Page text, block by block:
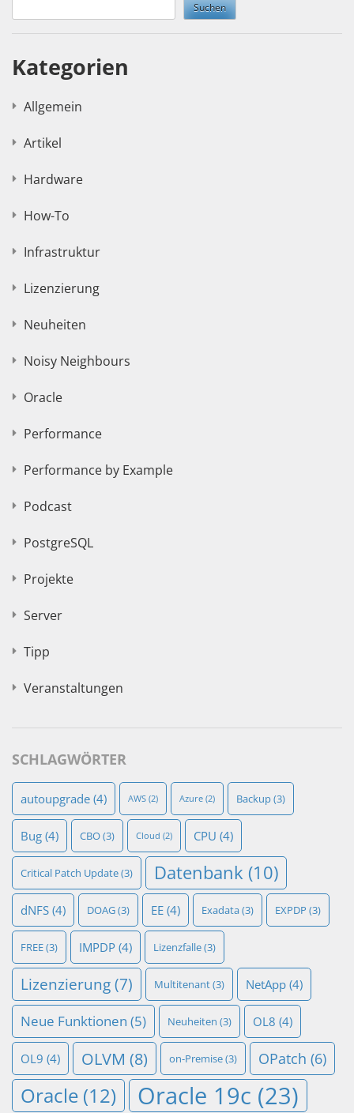
Suchen
Kategorien
Allgemein
Artikel
Hardware
How-To
Infrastruktur
Lizenzierung
Neuheiten
Noisy Neighbours
Oracle
Performance
Performance by Example
Podcast
PostgreSQL
Projekte
Server
Tipp
Veranstaltungen
SCHLAGWÖRTER
autoupgrade (4) AWS (2) Azure (2) Backup(3)
Bug (4) CBO(3) Cloud (2) CPU (4)
Critical Patch Update(3) Datenbank (10)
dNFS (4) DOAG(3) EE (4) Exadata(3) EXPDP (3)
FREE(3) IMPDP (4) Lizenzfalle(3)
Lizenzierung(7) Multitenant(3) NetApp (4)
Neue Funktionen (5) Neuheiten (3) OL8 (4)
OL9 (4) OLVM (8) on-Premise(3) OPatch (6)
Oracle (12) Oracle 19c (23)